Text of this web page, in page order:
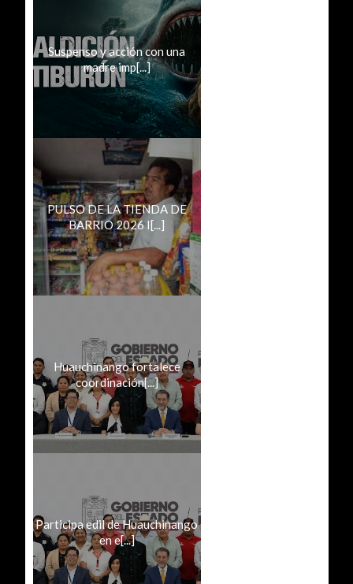
Suspenso y acción con una
madre imp[...]
PULSO DE LA TIENDA DE
BARRIO 2026 I[...]
Huauchinango fortalece
coordinación[...]
Participa edil de Huauchinango
en e[...]